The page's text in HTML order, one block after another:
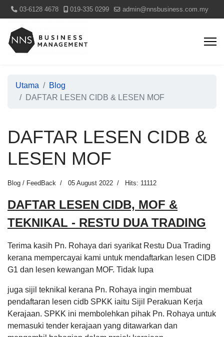
03-6128 4678 019-335 0299 admin@nnsbusiness.com.my
Utama
Blog
DAFTAR LESEN CIDB & LESEN MOF
DAFTAR LESEN CIDB &
LESEN MOF
Blog / FeedBack 05 August 2022 Hits: 11112
DAFTAR LESEN CIDB, MOF &
TEKNIKAL - RESTU DUA TRADING
Terima kasih Pn. Rohaya dari syarikat Restu Dua Trading
kerana mempercayai kami untuk mendaftarkan lesen CIDB
G1 dan lesen kewangan MOF. Tidak lupa
juga sijil teknikal kerana Pn. Rohaya ingin membuat
pendaftaran lesen cidb SPKK iaitu Sijil Perakuan Kerja
Kerajaan. SPKK ini membolehkan pihak Pn. Rohaya untuk
memasuki tender kerajaan yang ditawarkan dan